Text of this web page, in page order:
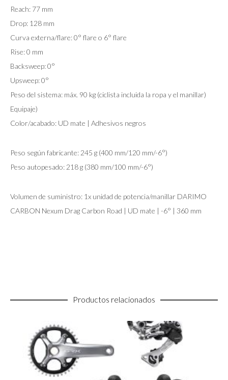
Reach: 77 mm
Drop: 128 mm
Curva externa/flare: 0° flare o 6° flare
Rise: 0 mm
Backsweep: 0°
Upsweep: 0°
Peso del sistema: máx. 90 kg (ciclista incluida la ropa y el manillar)
Equipaje)
Color/acabado: UD mate | Adhesivos negros
Peso según fabricante: 245 g (400 mm/120 mm/-6°)
Peso autopesado: 218 g (380 mm/100 mm/-6°)
Volumen de suministro: 1x unidad de potencia/manillar DARIMO
CARBON Nexum Drag Carbon Road | UD mate | -6° | 360 mm
Productos relacionados